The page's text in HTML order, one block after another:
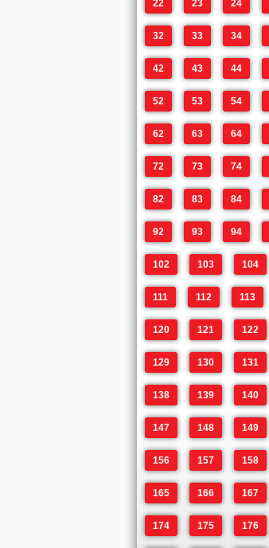
22 23 24
32 33 34
42 43 44
52 53 54
62 63 64
72 73 74
82 83 84
92 93 94
102 103 104
111 112 113
120 121 122
129 130 131
138 139 140
147 148 149
156 157 158
165 166 167
174 175 176